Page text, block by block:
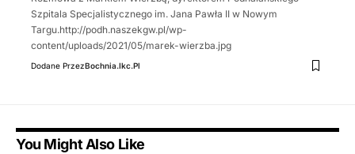
Szpitala Specjalistycznego im. Jana Pawła II w Nowym
Targu.http://podh.naszekgw.pl/wp-
content/uploads/2021/05/marek-wierzba.jpg
Dodane PrzezBochnia.ikc.pl
You Might Also Like